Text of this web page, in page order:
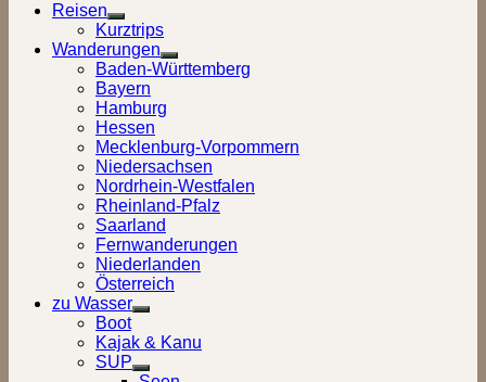
Reisen
Show
sub
menu
Kurztrips
Wanderungen
Show
sub
Baden-Württemberg
Bayern
Hamburg
Hessen
Mecklenburg-Vorpommern
Niedersachsen
Nordrhein-Westfalen
Rheinland-Pfalz
Saarland
Fernwanderungen
Niederlanden
Österreich
zu Wasser
Show
sub
menu
Boot
Kajak & Kanu
SUP
Show